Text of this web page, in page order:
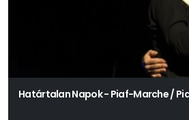
Határtalan Napok - Piaf-Marche /